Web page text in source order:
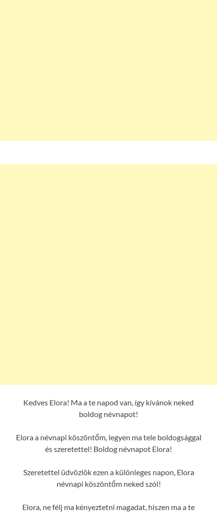
Kedves Elora! Ma a te napod van, így kívánok neked
boldog névnapot!
Elora a névnapi köszöntőm, legyen ma tele boldogsággal
és szeretettel! Boldog névnapot Elora!
Szeretettel üdvözlök ezen a különleges napon, Elora
névnapi köszöntőm neked szól!
Elora, ne félj ma kényeztetni magadat, hiszen ma a te